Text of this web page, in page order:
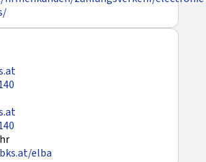
elba